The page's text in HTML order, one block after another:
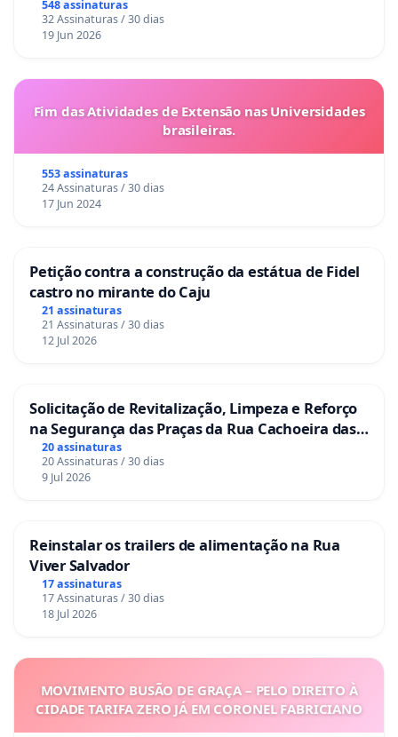
548 assinaturas
32 Assinaturas / 30 dias
19 Jun 2026
Fim das Atividades de Extensão nas Universidades
brasileiras.
553 assinaturas
24 Assinaturas / 30 dias
17 Jun 2024
Petição contra a construção da estátua de Fidel
castro no mirante do Caju
21 assinaturas
21 Assinaturas / 30 dias
12 Jul 2026
Solicitação de Revitalização, Limpeza e Reforço
na Segurança das Praças da Rua Cachoeira das
Sete Ilhas
20 assinaturas
20 Assinaturas / 30 dias
9 Jul 2026
Reinstalar os trailers de alimentação na Rua
Viver Salvador
17 assinaturas
17 Assinaturas / 30 dias
18 Jul 2026
MOVIMENTO BUSÃO DE GRAÇA – PELO DIREITO À
CIDADE TARIFA ZERO JÁ EM CORONEL FABRICIANO